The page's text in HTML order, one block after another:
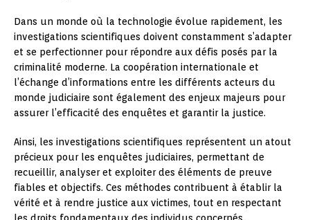
Dans un monde où la technologie évolue rapidement, les
investigations scientifiques doivent constamment s’adapter
et se perfectionner pour répondre aux défis posés par la
criminalité moderne. La coopération internationale et
l’échange d’informations entre les différents acteurs du
monde judiciaire sont également des enjeux majeurs pour
assurer l’efficacité des enquêtes et garantir la justice.
Ainsi, les investigations scientifiques représentent un atout
précieux pour les enquêtes judiciaires, permettant de
recueillir, analyser et exploiter des éléments de preuve
fiables et objectifs. Ces méthodes contribuent à établir la
vérité et à rendre justice aux victimes, tout en respectant
les droits fondamentaux des individus concernés.